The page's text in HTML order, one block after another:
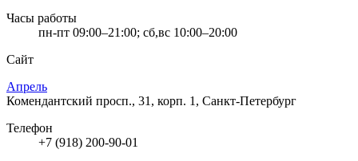
Часы работы
пн-пт 09:00–21:00; сб,вс 10:00–20:00
Сайт
Апрель
Комендантский просп., 31, корп. 1, Санкт-Петербург
Телефон
+7 (918) 200-90-01